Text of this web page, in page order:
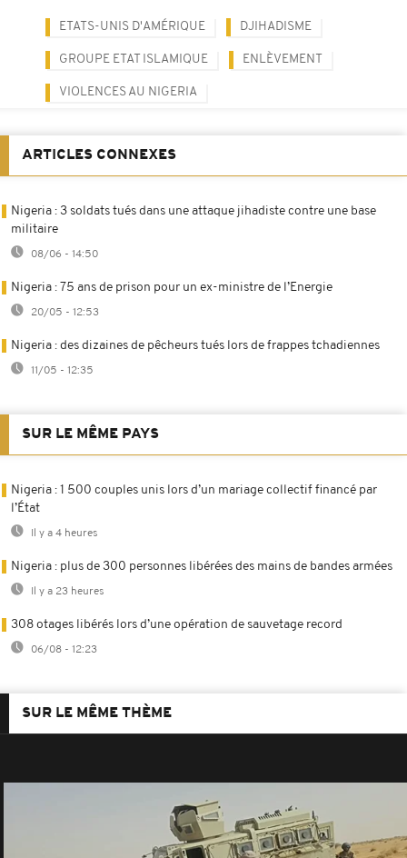
ETATS-UNIS D'AMÉRIQUE DJIHADISME
GROUPE ETAT ISLAMIQUE ENLÈVEMENT
VIOLENCES AU NIGERIA
ARTICLES CONNEXES
Nigeria : 3 soldats tués dans une attaque jihadiste contre une base
militaire
08/06 - 14:50
Nigeria : 75 ans de prison pour un ex-ministre de l’Energie
20/05 - 12:53
Nigeria : des dizaines de pêcheurs tués lors de frappes tchadiennes
11/05 - 12:35
SUR LE MÊME PAYS
Nigeria : 1 500 couples unis lors d’un mariage collectif financé par
l’État
Il y a 4 heures
Nigeria : plus de 300 personnes libérées des mains de bandes armées
Il y a 23 heures
308 otages libérés lors d’une opération de sauvetage record
06/08 - 12:23
SUR LE MÊME THÈME